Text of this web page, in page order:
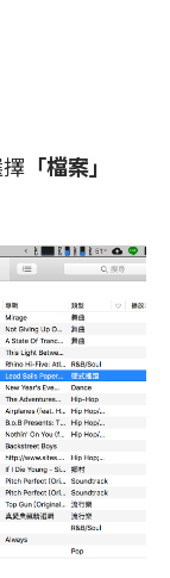
「檔案」